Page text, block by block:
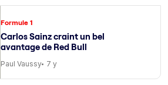
Formule 1
Carlos Sainz craint un bel
avantage de Red Bull
Paul Vaussy 7 y